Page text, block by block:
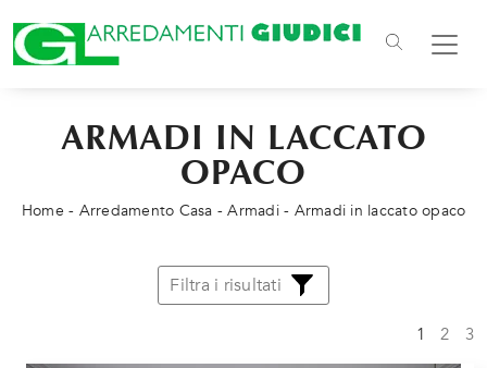
ARMADI IN LACCATO
OPACO
Home - Arredamento Casa -Armadi- Armadi in laccato opaco
Filtra i risultati
1 2 3